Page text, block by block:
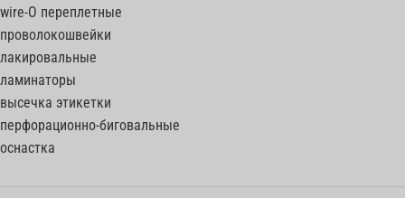
wire-O переплетные
проволокошвейки
лакировальные
ламинаторы
высечка этикетки
перфорационно-биговальные
оснастка